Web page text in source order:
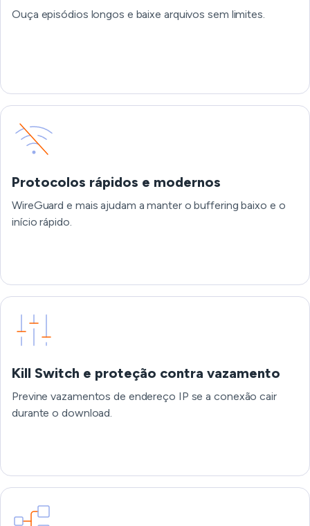
Ouça episódios longos e baixe arquivos sem limites.
Protocolos rápidos e modernos
WireGuard e mais ajudam a manter o buffering baixo e o
início rápido.
Kill Switch e proteção contra vazamento
Previne vazamentos de endereço IP se a conexão cair
durante o download.